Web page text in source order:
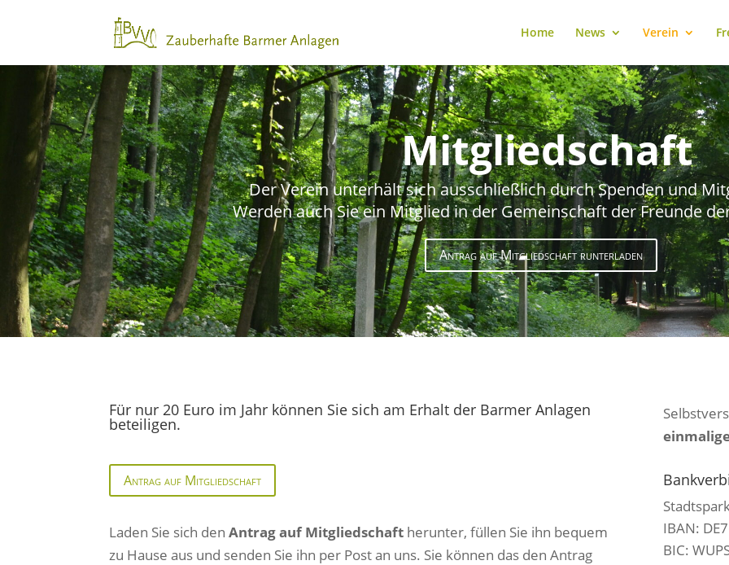
Home News Verein
Mitgliedschaft
Der Verein unterhält sich ausschließlich durch Spenden und
Werden auch Sie ein Mitglied in der Gemeinschaft der Freunde
Antrag auf Mitgliedschaft runterladen
Für nur 20 Euro im Jahr können Sie sich am Erhalt der Barmer Anlagen
beteiligen.
Antrag auf Mitgliedschaft
Laden Sie sich denAntrag auf Mitgliedschaft herunter, füllen Sie ihn bequem
zu Hause aus und senden Sie ihn per Post an uns. Sie können das den Antrag
IBAN:
BIC: